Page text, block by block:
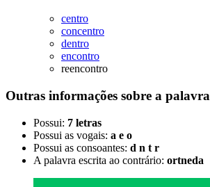
centro
concentro
dentro
encontro
reencontro
Outras informações sobre a palavra
Possui: 7 letras
Possui as vogais: a e o
Possui as consoantes: d n t r
A palavra escrita ao contrário: ortneda